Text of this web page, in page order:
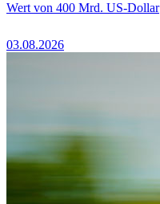
Wert von 400 Mrd. US-Dollar
03.08.2026